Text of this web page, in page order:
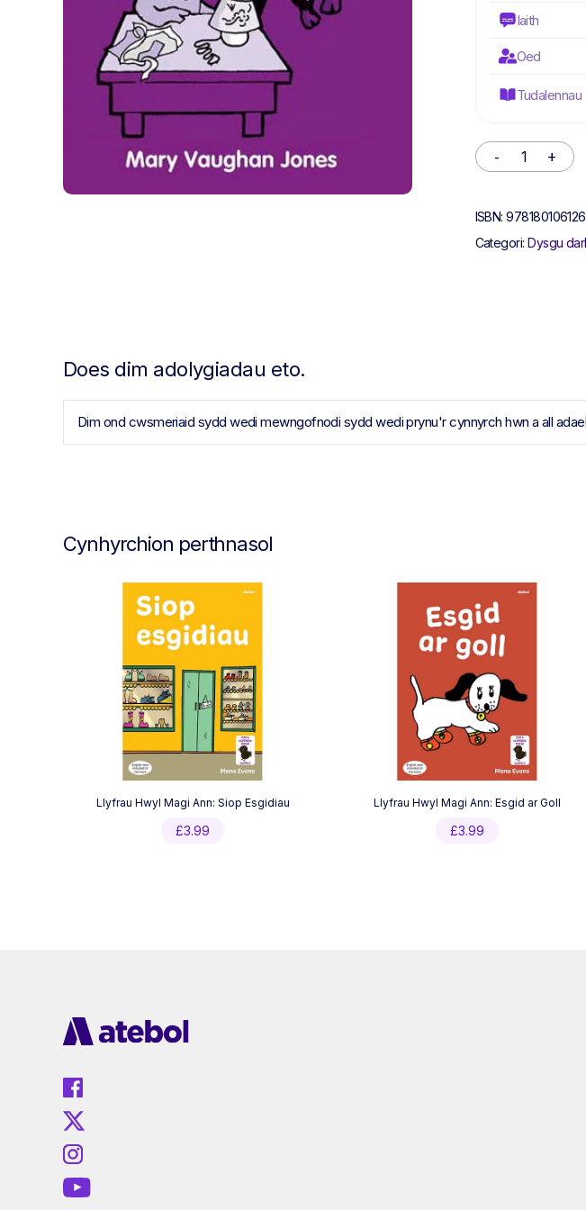
Iaith
Oed
Tudalennau
Alternative:
ISBN:
Categori:Dysgu
Does dim adolygiadau eto.
Dim ond cwsmeriaid sydd wedi mewngofnodi sydd wedi prynu'r cynnyrch hwn a all
Cynhyrchion perthnasol
Llyfrau Hwyl Magi Ann: Siop Esgidiau
£3.99
Llyfrau Hwyl Magi Ann: Esgid ar Goll
£3.99